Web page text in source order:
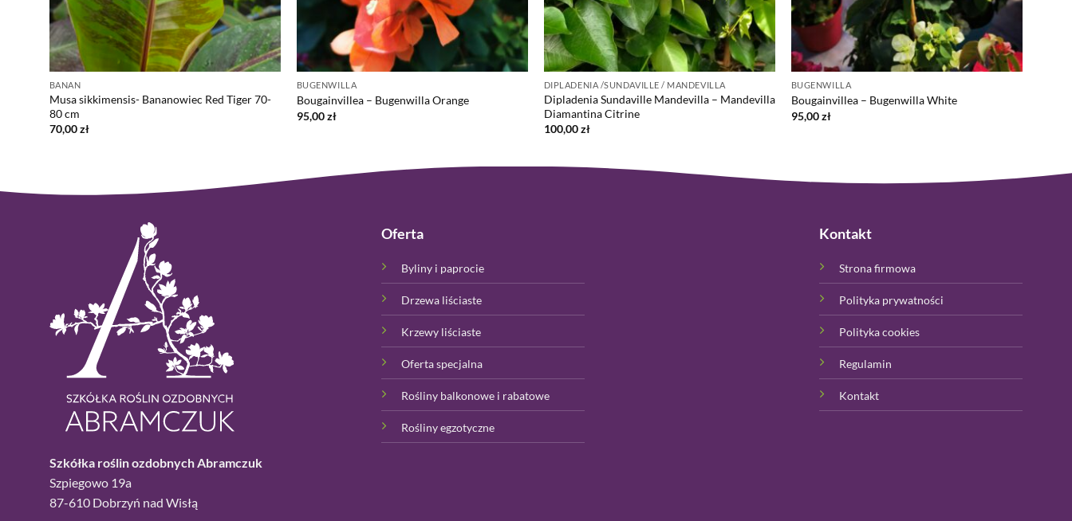
BANAN
Musa sikkimensis- Bananowiec Red Tiger 70-
80 cm
70,00zł
BUGENWILLA
Bougainvillea – Bugenwilla Orange
95,00zł
DIPLADENIA /SUNDAVILLE / MANDEVILLA
Dipladenia Sundaville Mandevilla – Mandevilla
Diamantina Citrine
100,00zł
BUGENWILLA
Bougainvillea – Bugenwilla White
95,00zł
Szkółka roślin ozdobnych Abramczuk
Szpiegowo 19a
87-610 Dobrzyń nad Wisłą
Oferta
Byliny i paprocie
Drzewa liściaste
Krzewy liściaste
Oferta specjalna
Rośliny balkonowe i rabatowe
Rośliny egzotyczne
Kontakt
Strona firmowa
Polityka prywatności
Polityka cookies
Regulamin
Kontakt